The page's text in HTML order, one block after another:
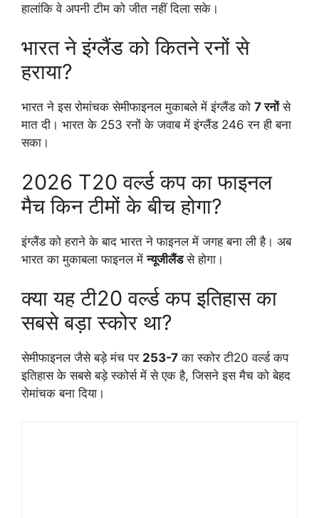
हालांकि वे अपनी टीम को जीत नहीं दिला सके।
भारत ने इंग्लैंड को कितने रनों से
हराया?
भारत ने इस रोमांचक सेमीफाइनल मुकाबले में इंग्लैंड को 7 रनोंसे
मात दी। भारत के 253 रनों के जवाब में इंग्लैंड 246 रन ही बना
सका।
2026 T20 वर्ल्ड कप का फाइनल
मैच किन टीमों के बीच होगा?
इंग्लैंड को हराने के बाद भारत ने फाइनल में जगह बना ली है। अब
भारत का मुकाबला फाइनल मेंन्यूजीलैंडसे होगा।
क्या यह टी20 वर्ल्ड कप इतिहास का
सबसे बड़ा स्कोर था?
सेमीफाइनल जैसे बड़े मंच पर 253-7 का स्कोर टी20 वर्ल्ड कप
इतिहास के सबसे बड़े स्कोर्स में से एक है, जिसने इस मैच को बेहद
रोमांचक बना दिया।